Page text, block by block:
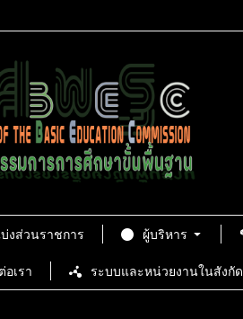
งส่วนราชการ ผู้บริหาร
อเรา ระบบและหน่วยงานในสังกัด